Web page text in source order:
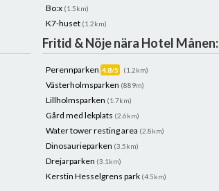
Bo:x (1.5km)
K7-huset (1.2km)
Fritid & Nöje nära Hotel Månen:
Perennparken 4.8/5 (1.2km)
Västerholmsparken (889m)
Lillholmsparken (1.7km)
Gård med lekplats (2.6km)
Water tower resting area (2.8km)
Dinosaurieparken (3.5km)
Drejarparken (3.1km)
Kerstin Hesselgrens park (4.5km)